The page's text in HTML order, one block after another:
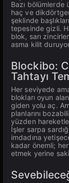
Bazı bölümlerde
haç ve
şeklinde
tepesinde gizli.
blok, sarı
asma kilit
Blockibo:
Tahtayı
Her seviyede
blokları oyun
giden yolu aç.
planlarını
yüzden
İşler sarpa
imdadına
kadar önemli;
etmek yerine